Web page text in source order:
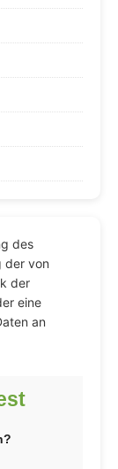
des
der von
der
eine
an